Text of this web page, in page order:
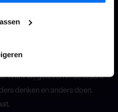
Want wij geloven in de kracht
denken en anders doen.